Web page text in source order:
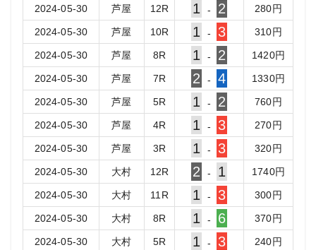
2024-05-30 芦屋 12R 1 - 2 280円
2024-05-30 芦屋 10R 1 - 3 310円
2024-05-30 芦屋 8R 1 - 2 1420円
2024-05-30 芦屋 7R 2 - 4 1330円
2024-05-30 芦屋 5R 1 - 2 760円
2024-05-30 芦屋 4R 1 - 3 270円
2024-05-30 芦屋 3R 1 - 3 320円
2024-05-30 大村 12R 2 - 1 1740円
2024-05-30 大村 11 R 1 - 3 300円
2024-05-30 大村 8R 1 - 6 370円
2024-05-30 大村 5R 1 - 3 240円